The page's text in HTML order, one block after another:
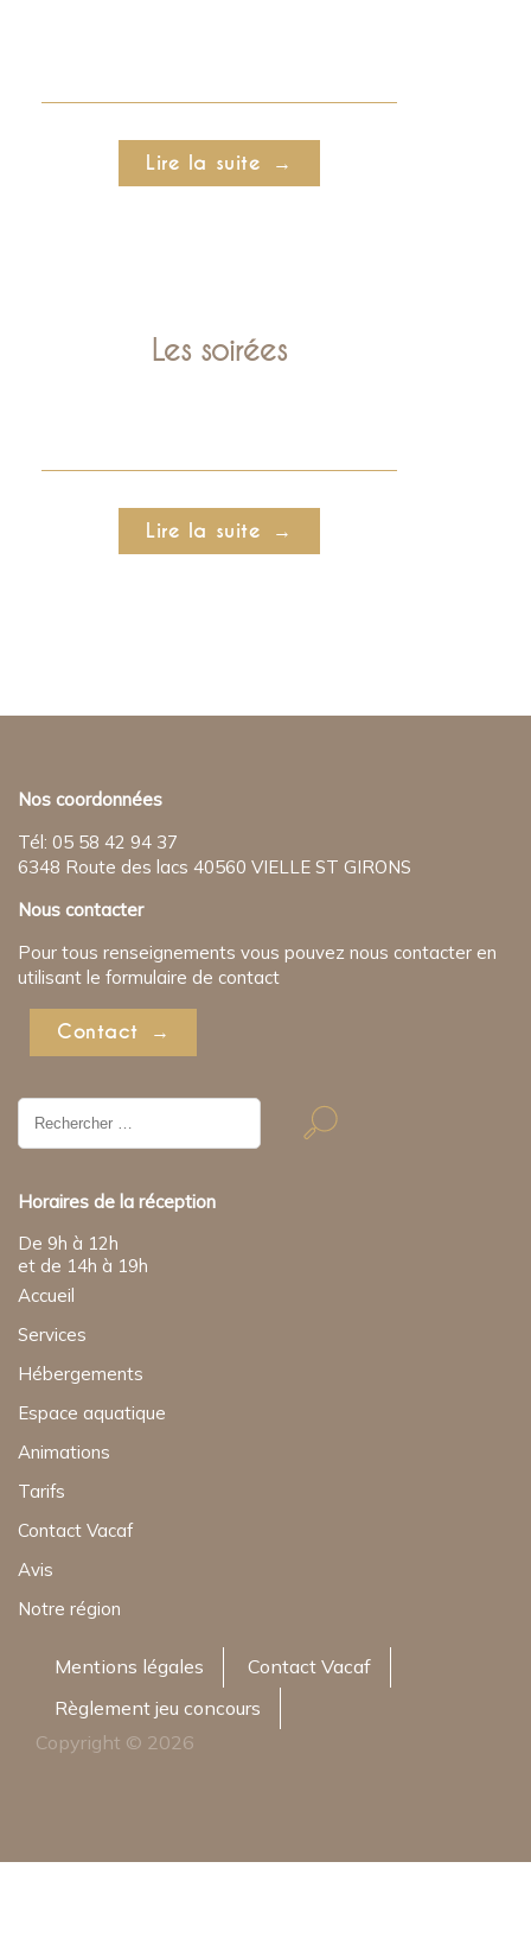
Lire la suite
Les soirées
Lire la suite
Nos coordonnées
Tél: 05 58 42 94 37
6348 Route des lacs 40560 VIELLE ST GIRONS
Nous contacter
Pour tous renseignements vous pouvez nous contacter en
utilisant le formulaire de contact
Contact
Résultat
de
recherche
Horaires de la réception
De 9h à 12h
et de 14h à 19h
Accueil
Services
Hébergements
Espace aquatique
Animations
Tarifs
Contact Vacaf
Avis
Notre région
Mentions légales
Contact Vacaf
Règlement jeu concours
Copyright © 2026